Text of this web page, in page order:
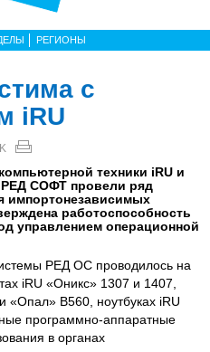
РЕГИОНЫ
с
iRU
техники iRU и
РЕД СОФТ провели ряд
импортонезависимых
работоспособность
управлением операционной
РЕД ОС проводилось на
iRU «Оникс» 1307 и 1407,
«Опал» B560, ноутбуках iRU
программно-аппаратные
в органах